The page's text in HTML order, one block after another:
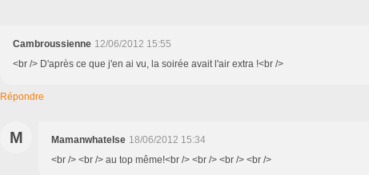
Cambroussienne 12/06/2012 15:55
<br /> D'après ce que j'en ai vu, la soirée avait l'air extra !<br />
Répondre
M Mamanwhatelse 18/06/2012 15:34
<br /> <br /> au top même!<br /> <br /> <br /> <br />